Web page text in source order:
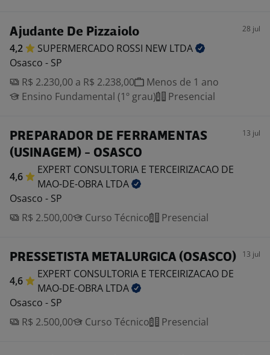
Ajudante De Pizzaiolo 28 jul
4,2 SUPERMERCADO ROSSI NEW LTDA
Osasco - SP
R$ 2.230,00 a R$ 2.238,00
Menos de 1 ano
Ensino Fundamental (1º grau)
Presencial
PREPARADOR DE FERRAMENTAS
(USINAGEM) - OSASCO
13 jul
4,6
EXPERT CONSULTORIA E TERCEIRIZACAO DE
MAO-DE-OBRA LTDA
Osasco - SP
R$ 2.500,00
Curso Técnico Presencial
PRESSETISTA METALURGICA (OSASCO) 13 jul
4,6
EXPERT CONSULTORIA E TERCEIRIZACAO DE
MAO-DE-OBRA LTDA
Osasco - SP
R$ 2.500,00
Curso Técnico Presencial